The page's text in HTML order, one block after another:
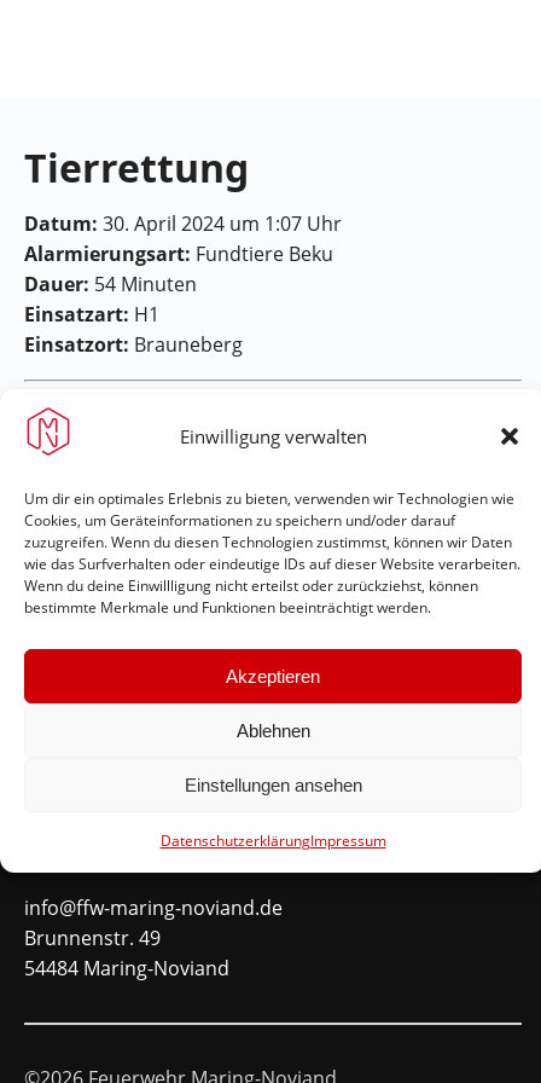
Einwilligung verwalten
Um dir ein optimales Erlebnis zu bieten, verwenden wir Technologien wie
Cookies, um Geräteinformationen zu speichern und/oder darauf
zuzugreifen. Wenn du diesen Technologien zustimmst, können wir Daten
wie das Surfverhalten oder eindeutige IDs auf dieser Website verarbeiten.
Wenn du deine Einwillligung nicht erteilst oder zurückziehst, können
bestimmte Merkmale und Funktionen beeinträchtigt werden.
Akzeptieren
Ablehnen
Einstellungen ansehen
DatenschutzerklärungImpressum
Tierrettung
Datum: 30. April 2024 um 1:07 Uhr
Alarmierungsart: Fundtiere Beku
Dauer: 54 Minuten
Einsatzart: H1
Einsatzort: Brauneberg
Feuerwehr Maring-Noviand
#immerda
Schnellinks
info@ffw-maring-noviand.de
Brunnenstr. 49
54484 Maring-Noviand
©2026 Feuerwehr Maring-Noviand